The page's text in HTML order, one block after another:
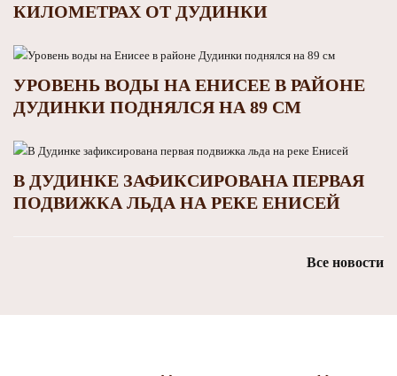
КИЛОМЕТРАХ ОТ ДУДИНКИ
УРОВЕНЬ ВОДЫ НА ЕНИСЕЕ В РАЙОНЕ
ДУДИНКИ ПОДНЯЛСЯ НА 89 СМ
В ДУДИНКЕ ЗАФИКСИРОВАНА ПЕРВАЯ
ПОДВИЖКА ЛЬДА НА РЕКЕ ЕНИСЕЙ
Все новости